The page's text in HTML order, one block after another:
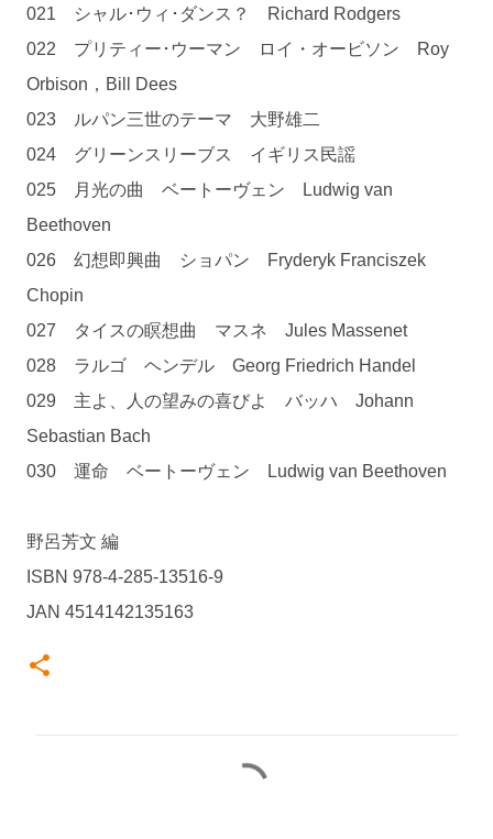
021 シャル･ウィ･ダンス？ Richard Rodgers
022 プリティー･ウーマン ロイ・オービソン Roy
Orbison，Bill Dees
023 ルパン三世のテーマ 大野雄二
024 グリーンスリーブス イギリス民謡
025 月光の曲 ベートーヴェン Ludwig van
Beethoven
026 幻想即興曲 ショパン Fryderyk Franciszek
Chopin
027 タイスの瞑想曲 マスネ Jules Massenet
028 ラルゴ ヘンデル Georg Friedrich Handel
029 主よ、人の望みの喜びよ バッハ Johann
Sebastian Bach
030 運命 ベートーヴェン Ludwig van Beethoven
野呂芳文 編
ISBN 978-4-285-13516-9
JAN 4514142135163